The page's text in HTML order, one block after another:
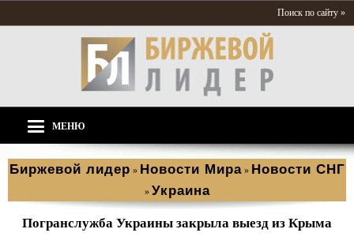
Поиск по сайту »
МЕНЮ
Биржевой лидер » Новости Мира » Новости СНГ
» Украина
Погранслужба Украины закрыла выезд из Крыма